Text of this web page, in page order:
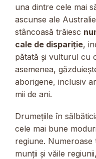
una dintre cele mai
ascunse ale
stâncoasă trăiesc
cale de dispariție,
pătată și vulturul cu
asemenea,
aborigene, inclusiv
mii de ani.
Drumețiile în
cele mai bune
regiune.
munții și văile